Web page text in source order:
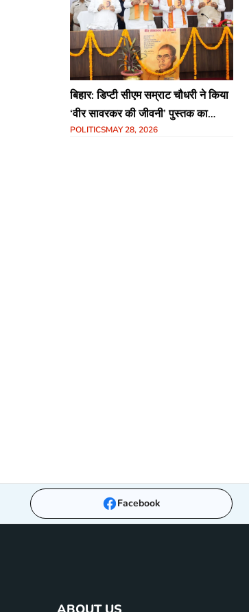
बिहार: डिप्टी सीएम सम्राट चौधरी ने किया
‘वीर सावरकर की जीवनी’ पुस्तक का
लोकार्पण, कहा- सावरकर के आदर्शों से
POLITICSMAY 28, 2026
Facebook